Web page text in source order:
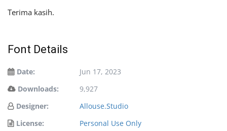
Terima kasih.
Font Details
Date:
Jun 17, 2023
Downloads:
9,927
Designer:
Allouse.Studio
License:
Personal Use Only